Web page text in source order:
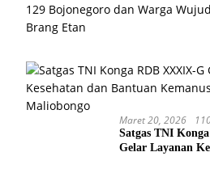
129 Bojonegoro dan Warga
Brang Etan
Maret 20, 2026
Satgas TNI
Gelar Layanan